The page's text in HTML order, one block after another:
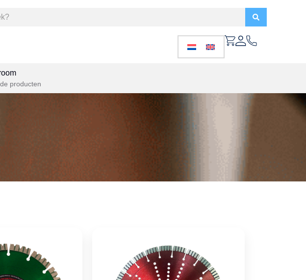
producten